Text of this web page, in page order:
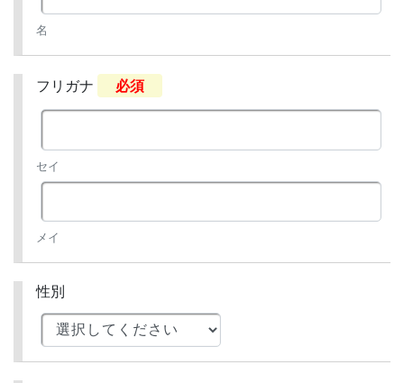
名
フリガナ 必須
セイ
メイ
性別